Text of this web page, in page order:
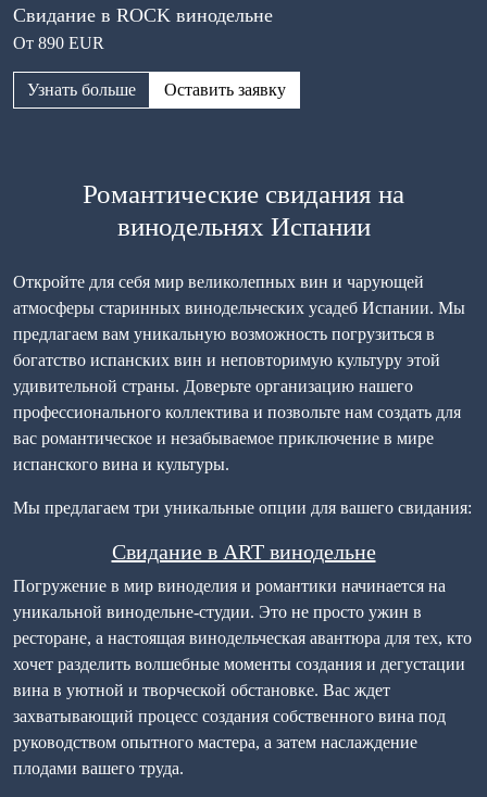
Свидание в ROCK винодельне
От 890 EUR
Узнать больше Оставить заявку
Романтические свидания на
винодельнях Испании
Откройте для себя мир великолепных вин и чарующей
атмосферы старинных винодельческих усадеб Испании. Мы
предлагаем вам уникальную возможность погрузиться в
богатство испанских вин и неповторимую культуру этой
удивительной страны. Доверьте организацию нашего
профессионального коллектива и позвольте нам создать для
вас романтическое и незабываемое приключение в мире
испанского вина и культуры.
Мы предлагаем три уникальные опции для вашего свидания:
Свидание в ART винодельне
Погружение в мир виноделия и романтики начинается на
уникальной винодельне-студии. Это не просто ужин в
ресторане, а настоящая винодельческая авантюра для тех, кто
хочет разделить волшебные моменты создания и дегустации
вина в уютной и творческой обстановке. Вас ждет
захватывающий процесс создания собственного вина под
руководством опытного мастера, а затем наслаждение
плодами вашего труда.